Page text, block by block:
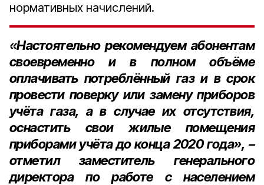
нормативных начислений.
«Настоятельно рекомендуем абонентам
своевременно и в полном объёме
оплачивать потреблённый газ и в срок
провести поверку или замену приборов
учёта газа, а в случае их отсутствия,
оснастить свои жилые помещения
приборами учёта до конца2020 года», –
отметил заместитель генерального
директора по работе с населением